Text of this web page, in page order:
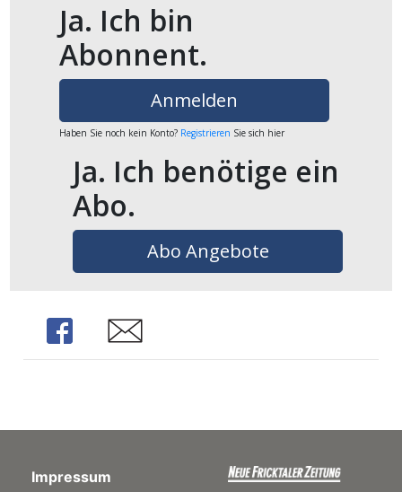
Ja. Ich bin
Abonnent.
Anmelden
Haben Sie noch kein Konto? Registrieren Sie sich hier
Ja. Ich benötige ein
Abo.
Abo Angebote
Share Share
Impressum